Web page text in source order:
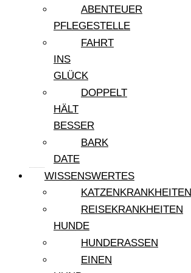
ABENTEUER
PFLEGESTELLE
FAHRT
INS
GLÜCK
DOPPELT
HÄLT
BESSER
BARK
DATE
WISSENSWERTES
KATZENKRANKHEITEN
REISEKRANKHEITEN
HUNDE
HUNDERASSEN
EINEN